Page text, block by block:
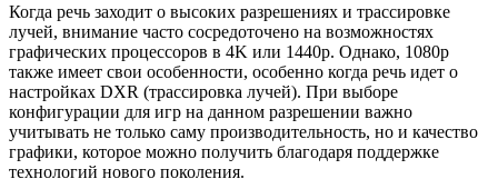
Когда речь заходит о высоких разрешениях и трассировке
лучей, внимание часто сосредоточено на возможностях
графических процессоров в 4K или 1440p. Однако, 1080p
также имеет свои особенности, особенно когда речь идет о
настройках DXR (трассировка лучей). При выборе
конфигурации для игр на данном разрешении важно
учитывать не только саму производительность, но и качество
графики, которое можно получить благодаря поддержке
технологий нового поколения.